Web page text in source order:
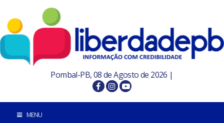
Pombal-PB, 08 de Agosto de 2026 |
MENU